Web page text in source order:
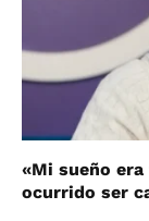
«Mi sueño
ocurrido ser